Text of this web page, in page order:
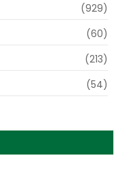
(929)
(60)
(213)
(54)